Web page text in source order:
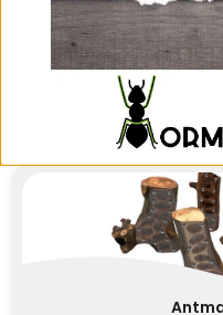
Antmad